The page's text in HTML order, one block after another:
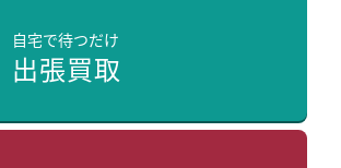
自宅で待つだけ
出張買取